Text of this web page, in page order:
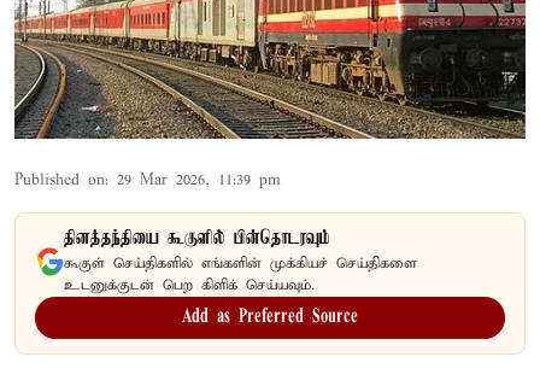
Published on: 29 Mar 2026, 11:39 pm
தினத்தந்தியை கூகுளில் பின்தொடரவும்
கூகுள் செய்திகளில் எங்களின் முக்கியச் செய்திகளை
உடனுக்குடன் பெற கிளிக் செய்யவும்.
Add as Preferred Source